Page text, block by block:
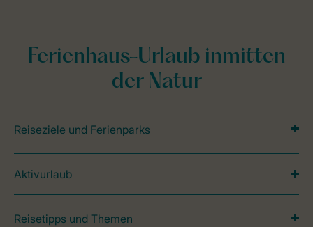
Ferienhaus-Urlaub inmitten
der Natur
Reiseziele und Ferienparks
Aktivurlaub
Reisetipps und Themen